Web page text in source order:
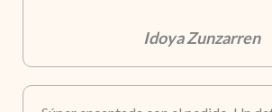
Idoya Zunzarren